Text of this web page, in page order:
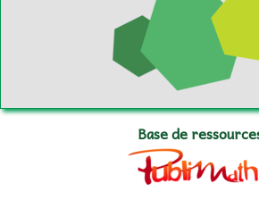
Base de